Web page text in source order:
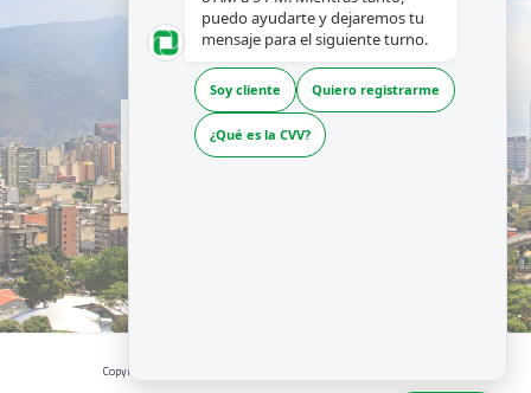
INICIO
NOSOTROS
Copyright © 2026 | CAJA CARACAS - Desarrollado por La Boutique
puedo ayudarte y dejaremos tu
mensaje para el siguiente turno.
Soy cliente Quiero registrarme
¿Qué es la CVV?